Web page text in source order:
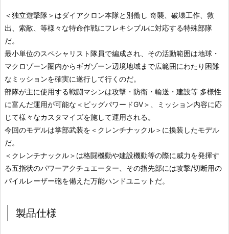
＜独立遊撃隊＞はダイアクロン本隊と別働し 奇襲、破壊工作、救
出、索敵、等様々な特命作戦にフレキシブルに対応する特殊部隊
だ。
最小単位のスペシャリスト隊員で編成され、その活動範囲は地球・
マクロゾーン圏内からギガゾーン辺境地域まで広範囲にわたり困難
なミッションを確実に遂行して行くのだ。
部隊が主に使用する戦闘マシンは攻撃・防衛・輸送・建設等 多様性
に富んだ運用が可能な＜ビッグパワードGV＞、ミッション内容に応
じて様々なカスタマイズを施して運用される。
今回のモデルは掌部武装を＜クレンチナックル＞に換装したモデル
だ。
＜クレンチナックル＞は格闘機動や建設機動等の際に威力を発揮す
る五指状のパワーアクチュエーター、その指先部には攻撃/切断用の
パイルレーザー砲を備えた万能ハンドユニットだ。
製品仕様